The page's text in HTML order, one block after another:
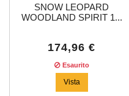
SNOW LEOPARD
WOODLAND SPIRIT 1...
174,96 €
Esaurito
Vista